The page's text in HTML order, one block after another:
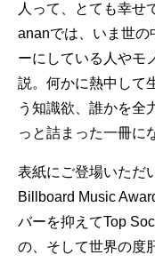
人って、とても幸せ
ananでは、いま世の
ーにしている人やモ
説。何かに熱中して
う知識欲、誰かを全
っと詰まった一冊に
表紙にご登場いただ
Billboard Music
バーを抑えてTop
の、そして世界の度